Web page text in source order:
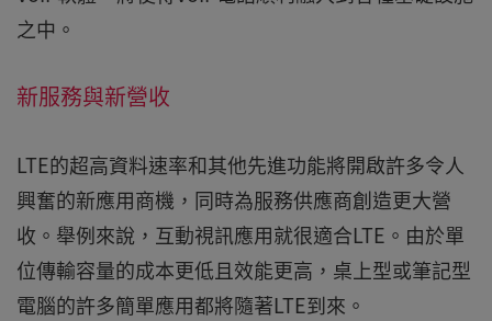
之中。
新服務與新營收
LTE的超高資料速率和其他先進功能將開啟許多令人
興奮的新應用商機，同時為服務供應商創造更大營
收。舉例來說，互動視訊應用就很適合LTE。由於單
位傳輸容量的成本更低且效能更高，桌上型或筆記型
電腦的許多簡單應用都將隨著LTE到來。